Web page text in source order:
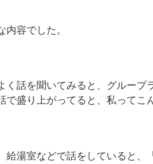
内容でした。
く話を聞いてみると、グループ
で盛り上がってると、私ってこ
給湯室などで話をしていると